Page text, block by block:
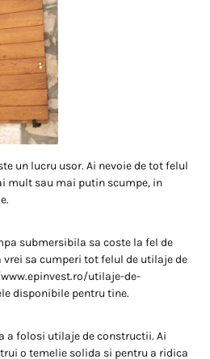
un lucru usor. Ai nevoie de tot felul
mult sau mai putin scumpe, in
submersibila sa coste la fel de
vrei sa cumperi tot felul de utilaje de
utilaje-de-
disponibile pentru tine.
a folosi utilaje de constructii. Ai
o temelie solida si pentru a ridica